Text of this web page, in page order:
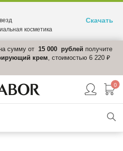
сумму от 15 000 рублей получите
крем, стоимостью 6 220 ₽
0
косметика
Скачать